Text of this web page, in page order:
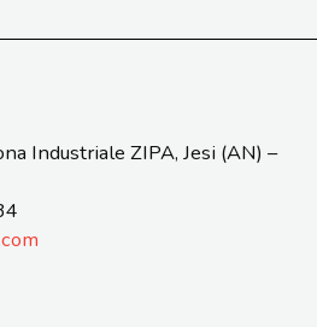
Industriale ZIPA, Jesi (AN) –